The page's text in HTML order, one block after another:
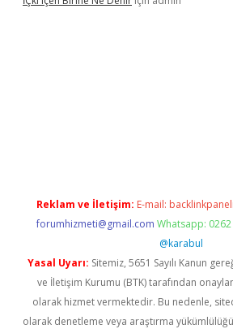
Reklam ve İletişim: E-mail:
forumhizmeti@gmail.com Whatsapp:
@karabul
Yasal Uyarı: Sitemiz, 5651 Sayılı Kanun
ve İletişim Kurumu (BTK) tarafından
olarak hizmet vermektedir. Bu nedenle,
olarak denetleme veya araştırma